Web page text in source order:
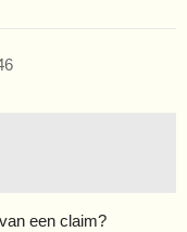
een claim?